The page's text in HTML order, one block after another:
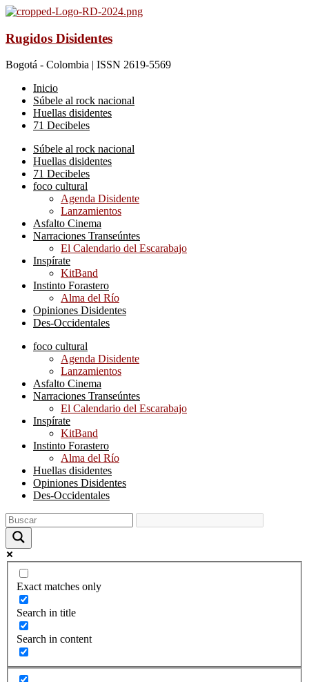
Rugidos Disidentes
Bogotá - Colombia | ISSN 2619-5569
Inicio
Súbele al rock nacional
Huellas disidentes
71 Decibeles
Súbele al rock nacional
Huellas disidentes
71 Decibeles
foco cultural
Agenda Disidente
Lanzamientos
Asfalto Cinema
Narraciones Transeúntes
El Calendario del Escarabajo
Inspírate
KitBand
Instinto Forastero
Alma del Río
Opiniones Disidentes
Des-Occidentales
foco cultural
Agenda Disidente
Lanzamientos
Asfalto Cinema
Narraciones Transeúntes
El Calendario del Escarabajo
Inspírate
KitBand
Instinto Forastero
Alma del Río
Huellas disidentes
Opiniones Disidentes
Des-Occidentales
Exact matches only
Search in title
Search in content